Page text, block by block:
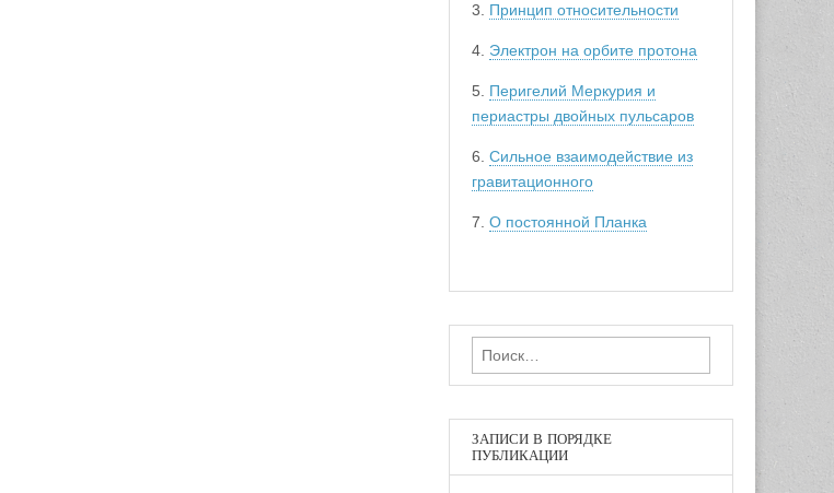
3. Принцип относительности
4. Электрон на орбите протона
5. Перигелий Меркурия и
периастры двойных пульсаров
6. Сильное взаимодействие из
гравитационного
7. О постоянной Планка
Найти:
ЗАПИСИ В ПОРЯДКЕ
ПУБЛИКАЦИИ